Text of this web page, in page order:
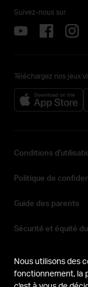
Suivez-nous sur
Téléchargez nos jeux
Conditions
Politique de
Guide des parents
Sécurité et équité
Gérer les cookies
Nous utilisons des
fonctionnement, la